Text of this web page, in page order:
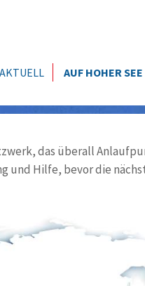
AKTUELL AUF HOHER SEE
das überall
und Hilfe, bevor die